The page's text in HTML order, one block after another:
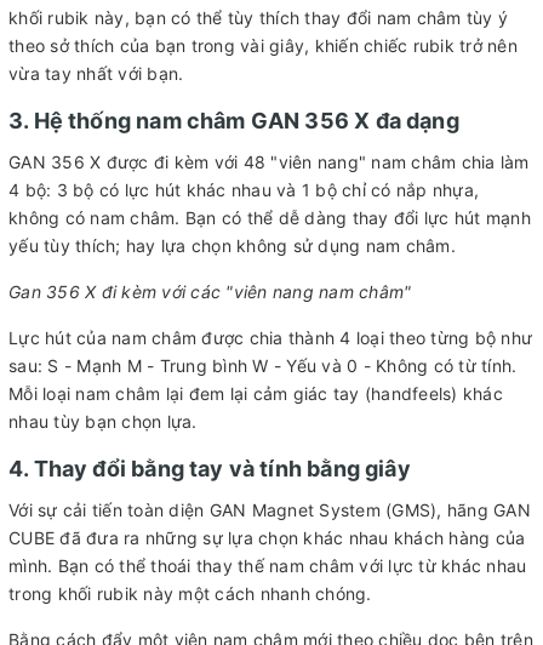
khối rubik này, bạn có thể tùy thích thay đổi nam châm tùy ý
theo sở thích của bạn trong vài giây, khiến chiếc rubik trở nên
vừa tay nhất với bạn.
3. Hệ thống nam châm GAN 356 X đa dạng
GAN 356 X được đi kèm với 48 "viên nang" nam châm chia làm
4 bộ: 3 bộ có lực hút khác nhau và 1 bộ chỉ có nắp nhựa,
không có nam châm. Bạn có thể dễ dàng thay đổi lực hút mạnh
yếu tùy thích; hay lựa chọn không sử dụng nam châm.
Gan 356 X đi kèm với các "viên nang nam châm"
Lực hút của nam châm được chia thành 4 loại theo từng bộ như
sau: S - Mạnh M - Trung bình W - Yếu và 0 - Không có từ tính.
Mỗi loại nam châm lại đem lại cảm giác tay (handfeels) khác
nhau tùy bạn chọn lựa.
4. Thay đổi bằng tay và tính bằng giây
Với sự cải tiến toàn diện GAN Magnet System (GMS), hãng GAN
CUBE đã đưa ra những sự lựa chọn khác nhau khách hàng của
mình. Bạn có thể thoái thay thế nam châm với lực từ khác nhau
trong khối rubik này một cách nhanh chóng.
Bằng cách đẩy một viên nam châm mới theo chiều dọc bên trên